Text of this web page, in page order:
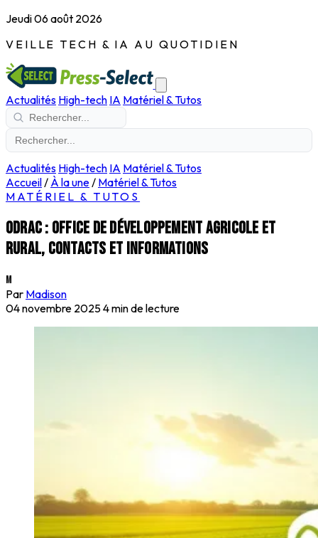
Jeudi 06 août 2026
VEILLE TECH & IA AU QUOTIDIEN
Actualités High-tech IA Matériel & Tutos
Actualités High-tech IA Matériel & Tutos
Accueil/ À la une/ Matériel & Tutos
MATÉRIEL & TUTOS
ODRAC : office de développement agricole et
rural, contacts et informations
M
Par Madison
04 novembre 20254 min de lecture